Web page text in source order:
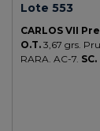
Lote 553
CARLOS VII
O.T. 3,67 grs.
RARA. AC-7. SC.